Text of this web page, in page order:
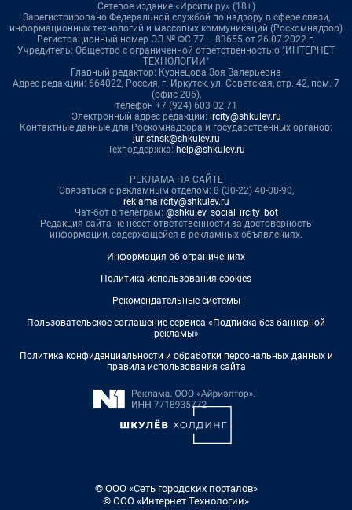
Сетевое издание «Ирсити.ру» (18+)
Зарегистрировано Федеральной службой по надзору в сфере связи,
информационных технологий и массовых коммуникаций (Роскомнадзор)
Регистрационный номер ЭЛ № ФС 77 – 83655 от 26.07.2022 г.
Учредитель: Общество с ограниченной ответственностью "ИНТЕРНЕТ
ТЕХНОЛОГИИ"
Главный редактор: Кузнецова Зоя Валерьевна
Адрес редакции: 664022, Россия, г. Иркутск, ул. Советская, стр. 42, пом. 7
(офис 206),
телефон +7 (924) 603 02 71
Электронный адрес редакции: ircity@shkulev.ru
Контактные данные для Роскомнадзора и государственных органов:
juristnsk@shkulev.ru
Техподдержка: help@shkulev.ru
РЕКЛАМА НА САЙТЕ
Связаться с рекламным отделом: 8 (30-22) 40-08-90,
reklamaircity@shkulev.ru
Чат-бот в телеграм: @shkulev_social_ircity_bot
Редакция сайта не несет ответственности за достоверность
информации, содержащейся в рекламных объявлениях.
Информация об ограничениях
Политика использования cookies
Рекомендательные системы
Пользовательское соглашение сервиса «Подписка без баннерной
рекламы»
Политика конфиденциальности и обработки персональных данных и
правила использования сайта
© ООО «Сеть городских порталов»
© ООО «Интернет Технологии»